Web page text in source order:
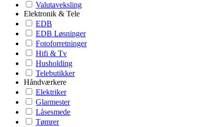
Valutaveksling
Elektronik & Tele
EDB
EDB Løsninger
Fotoforretninger
Hifi & Tv
Husholding
Telebutikker
Håndværkere
Elektriker
Glarmester
Låsesmede
Tømrer